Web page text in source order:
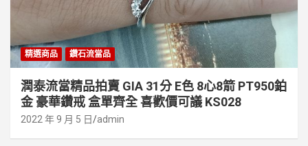
精選商品 鑽石流當品
潤泰流當精品拍賣 GIA 31分 E色 8心8箭 PT950鉑
金 豪華鑽戒 盒單齊全 喜歡價可議 KS028
2022 年 9 月 5 日 admin